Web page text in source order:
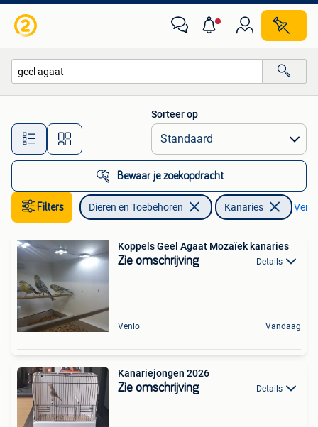
Alle afstanden…
Sorteer op
Bewaar je zoekopdracht
Filters Dieren en Toebehoren Kanaries
Koppels Geel Agaat Mozaïek kanaries
Zie omschrijving Details
Venlo Vandaag
Kanariejongen 2026
Zie omschrijving Details